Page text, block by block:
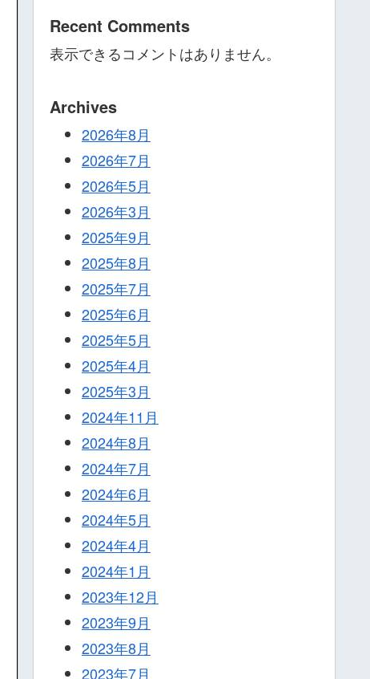
Recent Comments
表示できるコメントはありません。
Archives
2026年8月
2026年7月
2026年5月
2026年3月
2025年9月
2025年8月
2025年7月
2025年6月
2025年5月
2025年4月
2025年3月
2024年11月
2024年8月
2024年7月
2024年6月
2024年5月
2024年4月
2024年1月
2023年12月
2023年9月
2023年8月
2023年7月